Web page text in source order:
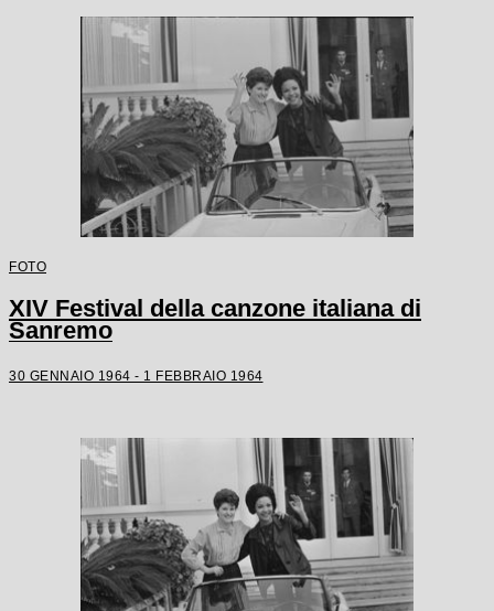
FOTO
XIV Festival della canzone italiana di
Sanremo
30 GENNAIO 1964 - 1 FEBBRAIO 1964